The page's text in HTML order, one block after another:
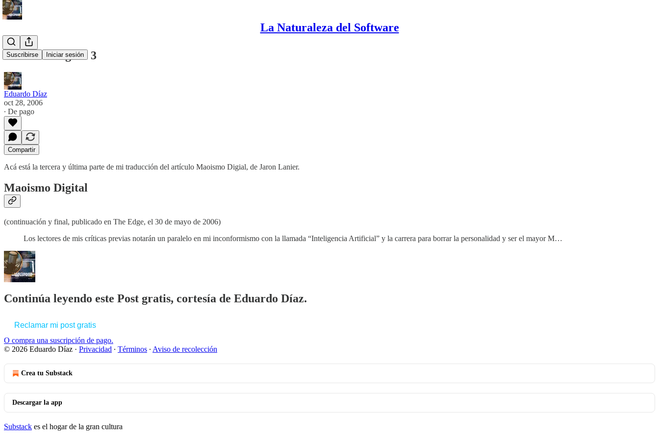
La Naturaleza del Software
Suscribirse Iniciar sesión
Maoismo Digital 3
Eduardo Díaz
oct 28, 2006
∙ De pago
Compartir
Acá está la tercera y última parte de mi traducción del artículo Maoismo Digial, de Jaron Lanier.
Maoismo Digital
(continuación y final, publicado en The Edge, el 30 de mayo de 2006)
Los lectores de mis críticas previas notarán un paralelo en mi inconformismo con la llamada “Inteligencia Artificial” y la carrera para borrar la personalidad y ser el mayor M…
Continúa leyendo este Post gratis, cortesía de Eduardo Díaz.
Reclamar mi post gratis
O compra una suscripción de pago.
© 2026 Eduardo Díaz · Privacidad ∙ Términos ∙ Aviso de recolección
Crea tu Substack
Descargar la app
Substack es el hogar de la gran cultura